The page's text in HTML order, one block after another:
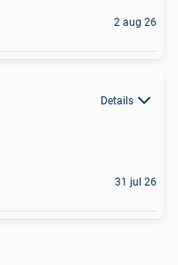
2 aug 26
Details
31 jul 26